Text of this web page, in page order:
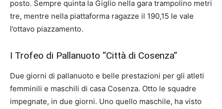
posto. Sempre quinta la Giglio nella gara trampolino metri
tre, mentre nella piattaforma ragazze il 190,15 le vale
l’ottavo piazzamento.
I Trofeo di Pallanuoto “Città di Cosenza”
Due giorni di pallanuoto e belle prestazioni per gli atleti
femminili e maschili di casa Cosenza. Otto le squadre
impegnate, in due giorni. Uno quello maschile, ha visto